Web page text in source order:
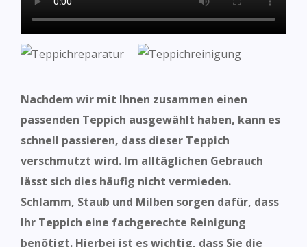
Nachdem wir mit Ihnen zusammen einen
passenden Teppich ausgewählt haben, kann es
schnell passieren, dass dieser Teppich
verschmutzt wird. Im alltäglichen Gebrauch
lässt sich dies häufig nicht vermieden.
Schlamm, Staub und Milben sorgen dafür, dass
Ihr Teppich eine fachgerechte Reinigung
benötigt. Hierbei ist es wichtig, dass Sie die